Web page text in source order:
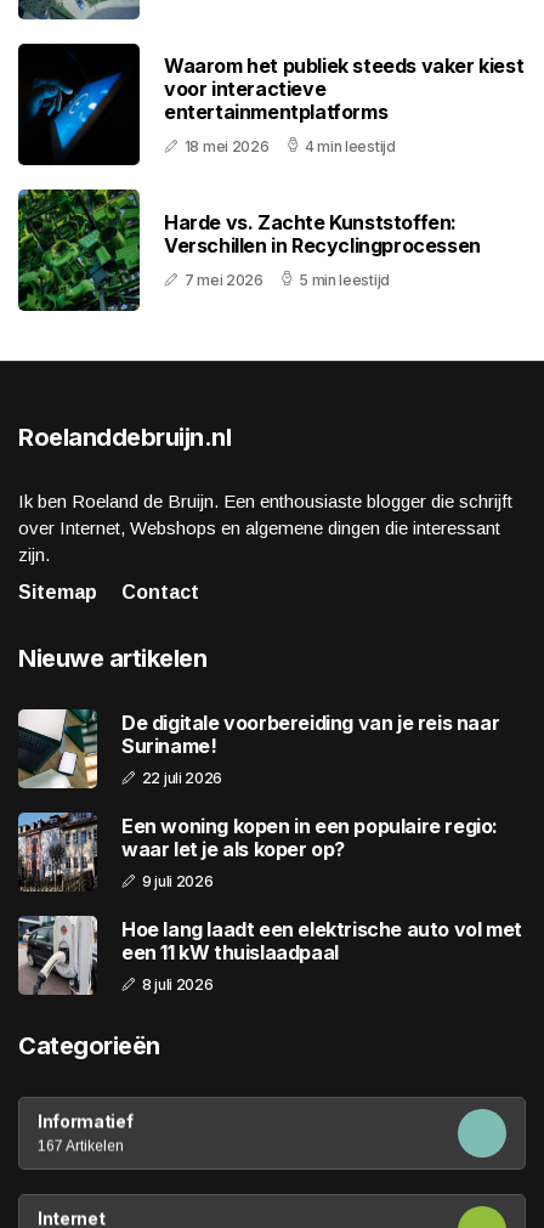
Waarom het publiek steeds vaker kiest
voor interactieve
entertainmentplatforms
18 mei 2026 4 min leestijd
Harde vs. Zachte Kunststoffen:
Verschillen in Recyclingprocessen
7 mei 2026 5 min leestijd
Roelanddebruijn.nl
Ik ben Roeland de Bruijn. Een enthousiaste blogger die schrijft
over Internet, Webshops en algemene dingen die interessant
zijn.
Sitemap
Contact
Nieuwe artikelen
De digitale voorbereiding van je reis naar
Suriname!
22 juli 2026
Een woning kopen in een populaire regio:
waar let je als koper op?
9 juli 2026
Hoe lang laadt een elektrische auto vol met
een 11 kW thuislaadpaal
8 juli 2026
Categorieën
Informatief
167 Artikelen
Internet